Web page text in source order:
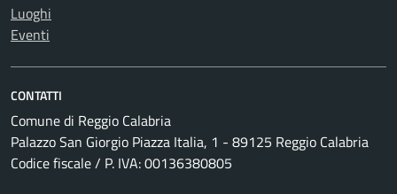
Luoghi
Eventi
CONTATTI
Comune di Reggio Calabria
Palazzo San Giorgio Piazza Italia, 1 - 89125 Reggio Calabria
Codice fiscale / P. IVA: 00136380805